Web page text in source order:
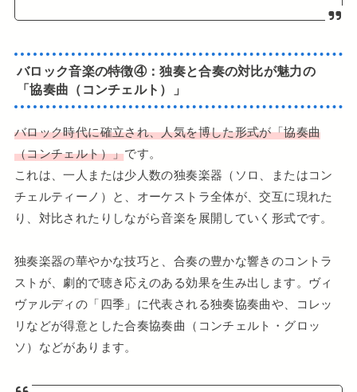
バロック音楽の特徴④：独奏と合奏の対比が魅力の
「協奏曲（コンチェルト）」
バロック時代に確立され、人気を博した形式が「協奏曲
（コンチェルト）」です。
これは、一人または少人数の独奏楽器（ソロ、またはコン
チェルティーノ）と、オーケストラ全体が、交互に現れた
り、対比されたりしながら音楽を展開していく形式です。
独奏楽器の華やかな技巧と、合奏の豊かな響きのコントラ
ストが、劇的で聴き応えのある効果を生み出します。ヴィ
ヴァルディの「四季」に代表される独奏協奏曲や、コレッ
リなどが得意とした合奏協奏曲（コンチェルト・グロッ
ソ）などがあります。